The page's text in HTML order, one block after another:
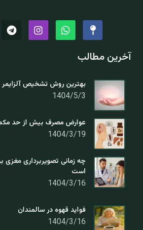
آخرین مطالب
بهترین روش تشخیص آلزایمر
1404/5/3
عوارض مصرف بیش از حد
1404/3/19
چه زمانی تصویربرداری مغزی
است
1404/3/16
فواید قهوه در سالمندان
1404/3/16